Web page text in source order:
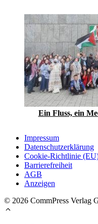
Ein Fluss, ein
Impressum
Datenschutzerklärung
Cookie-Richtlinie
Barrierefreiheit
AGB
Anzeigen
© 2026 CommPress Verlag